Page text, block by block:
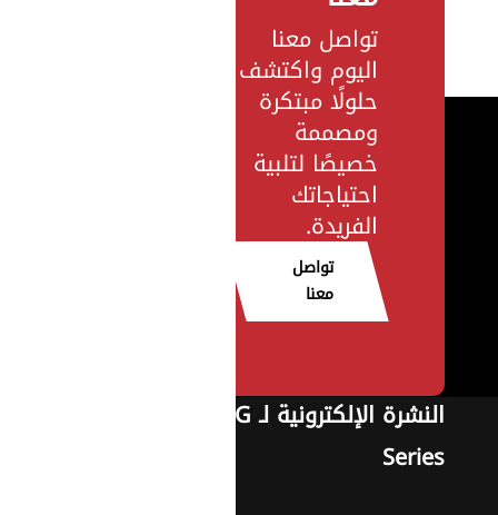
تواصل معنا
اليوم واكتشف
حلولًا مبتكرة
ومصممة
خصيصًا لتلبية
احتياجاتك
الفريدة.
تواصل
معنا
النشرة الإلكترونية لـ G
Series